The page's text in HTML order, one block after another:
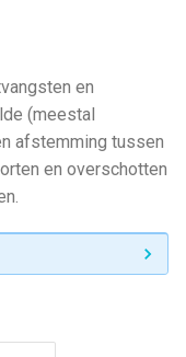
en
(meestal
afstemming tussen
en overschotten